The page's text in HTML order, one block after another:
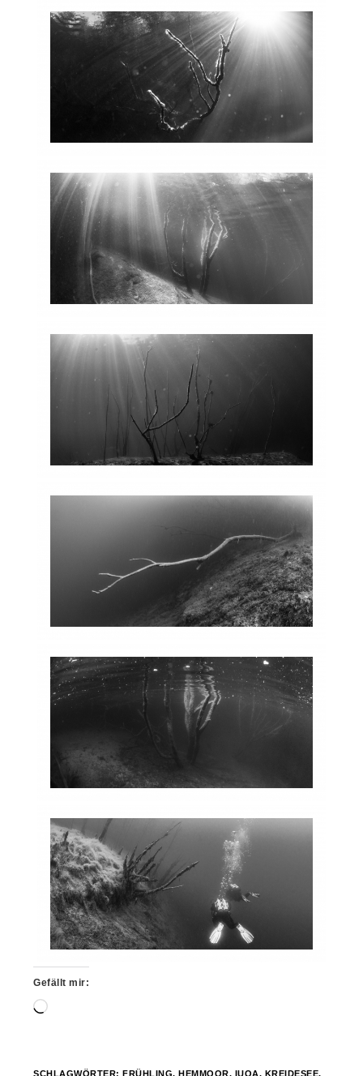
Gefällt mir:
Wird
SCHLAGWÖRTER:FRÜHLING,HEMMOOR, IUOA, KREIDESEE,